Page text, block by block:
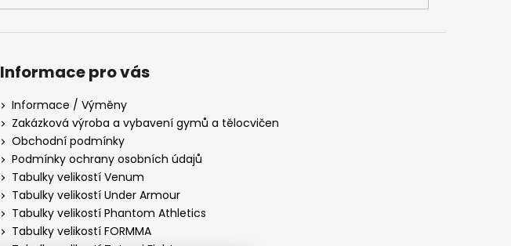
Informace pro vás
Informace / Výměny
Zakázková výroba a vybavení gymů a tělocvičen
Obchodní podmínky
Podmínky ochrany osobních údajů
Tabulky velikostí Venum
Tabulky velikostí Under Armour
Tabulky velikostí Phantom Athletics
Tabulky velikostí FORMMA